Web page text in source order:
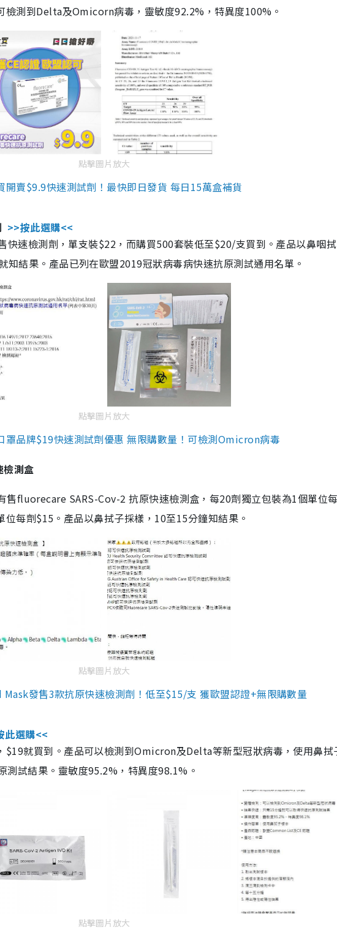
檢測到Delta及Omicorn病毒，靈敏度92.2%，特異度100%。
點擊圖片放大
賣$9.9快速測試劑！最快即日發貨 每日15萬盒補貨
>>按此選購<<
快速檢測劑，單支裝$22，而購買500套裝低至$20/支買到。產品以鼻咽
知結果。產品已列在歐盟2019冠狀病毒病快速抗原測試通用名單。
點擊圖片放大
罩品牌$19快速測試劑優惠 無限購數量！可檢測Omicron病毒
測盒
售fluorecare SARS-Cov-2 抗原快速檢測盒，每20劑獨立包裝為1個單位
每劑$15。產品以鼻拭子採樣，10至15分鐘知結果。
點擊圖片放大
發售3款抗原快速檢測劑！低至$15/支 獲歐盟認證+無限購數量
此選購<<
$19就買到。產品可以檢測到Omicron及Delta等新型冠狀病毒，使用鼻拭
測試結果。靈敏度95.2%，特異度98.1%。
點擊圖片放大